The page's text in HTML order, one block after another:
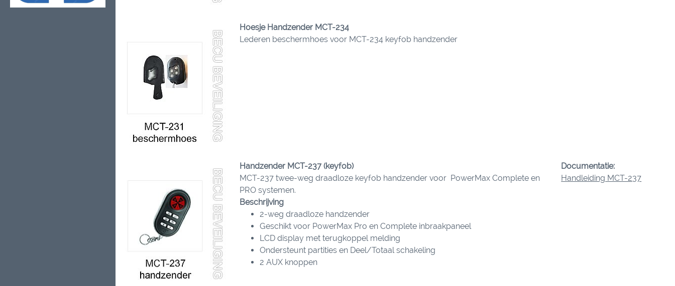
Hoesje Handzender MCT-234
Lederen beschermhoes voor MCT-234 keyfob handzender
Handzender MCT-237 (keyfob)
MCT-237 twee-weg draadloze keyfob handzender voor PowerMax Complete en
PRO systemen.
Beschrijving
2-weg draadloze handzender
Geschikt voor PowerMax Pro en Complete inbraakpaneel
LCD display met terugkoppel melding
Ondersteunt partities en Deel/Totaal schakeling
2 AUX knoppen
Documentatie:
Handleiding MCT-237